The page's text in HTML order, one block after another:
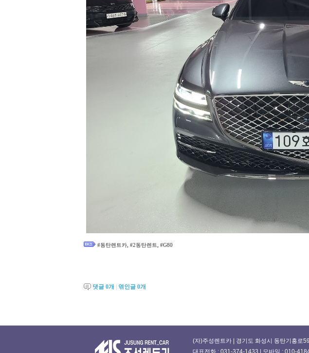
#동탄렌트카, #2동탄렌트, #G80
댓글 0개 엮인글 0개
(자)주성렌트카 | 경기도 화성시 동탄기흥로
대표전화 : 031-374-1433 | 모바일 : 010-